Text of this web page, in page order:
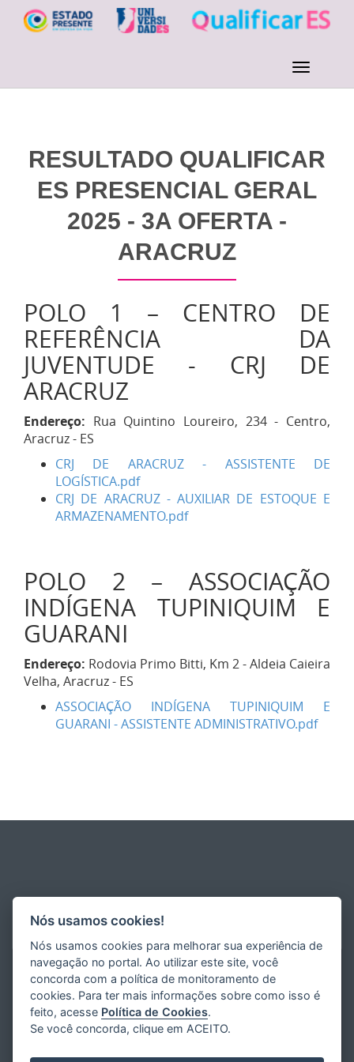
RESULTADO QUALIFICAR
ES PRESENCIAL GERAL
2025 - 3A OFERTA -
ARACRUZ
POLO 1 – CENTRO DE
REFERÊNCIA DA
JUVENTUDE - CRJ DE
ARACRUZ
Endereço: Rua Quintino Loureiro, 234 - Centro,
Aracruz - ES
CRJ DE ARACRUZ - ASSISTENTE DE
LOGÍSTICA.pdf
CRJ DE ARACRUZ - AUXILIAR DE ESTOQUE E
ARMAZENAMENTO.pdf
POLO 2 – ASSOCIAÇÃO
INDÍGENA TUPINIQUIM E
GUARANI
Endereço: Rodovia Primo Bitti, Km 2 - Aldeia Caieira
Velha, Aracruz - ES
ASSOCIAÇÃO INDÍGENA TUPINIQUIM E
GUARANI - ASSISTENTE ADMINISTRATIVO.pdf
Nós usamos cookies!
Nós usamos cookies para melhorar sua experiência de
navegação no portal. Ao utilizar este site, você
concorda com a política de monitoramento de
cookies. Para ter mais informações sobre como isso é
feito, acesse Política de Cookies.
Se você concorda, clique em ACEITO.